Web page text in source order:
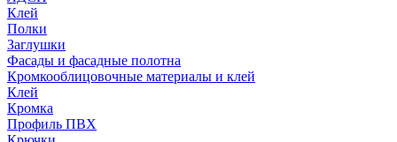
Клей
Полки
Заглушки
Фасады и фасадные полотна
Кромкооблицовочные материалы и клей
Клей
Кромка
Профиль ПВХ